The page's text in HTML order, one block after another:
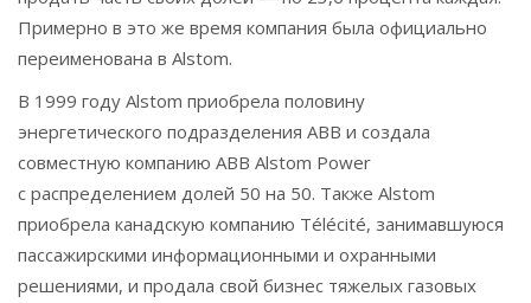
Примерно в это же время компания была официально
переименована в Alstom.
В 1999 году Alstom приобрела половину
энергетического подразделения ABB и создала
совместную компанию ABB Alstom Power
с распределением долей 50 на 50. Также Alstom
приобрела канадскую компанию Télécité, занимавшуюся
пассажирскими информационными и охранными
решениями, и продала свой бизнес тяжелых газовых